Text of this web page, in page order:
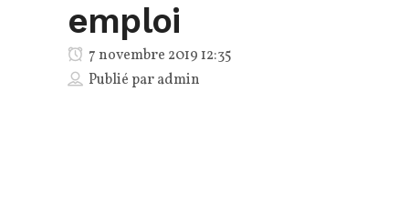
emploi
7 novembre 2019 12:35
Publié paradmin